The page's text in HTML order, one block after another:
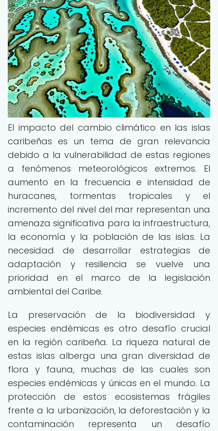
El impacto del cambio climático en las islas
caribeñas es un tema de gran relevancia
debido a la vulnerabilidad de estas regiones
a fenómenos meteorológicos extremos. El
aumento en la frecuencia e intensidad de
huracanes, tormentas tropicales y el
incremento del nivel del mar representan una
amenaza significativa para la infraestructura,
la economía y la población de las islas. La
necesidad de desarrollar estrategias de
adaptación y resiliencia se vuelve una
prioridad en el marco de la legislación
ambiental del Caribe.
La preservación de la biodiversidad y
especies endémicas es otro desafío crucial
en la región caribeña. La riqueza natural de
estas islas alberga una gran diversidad de
flora y fauna, muchas de las cuales son
especies endémicas y únicas en el mundo. La
protección de estos ecosistemas frágiles
frente a la urbanización, la deforestación y la
contaminación representa un desafío